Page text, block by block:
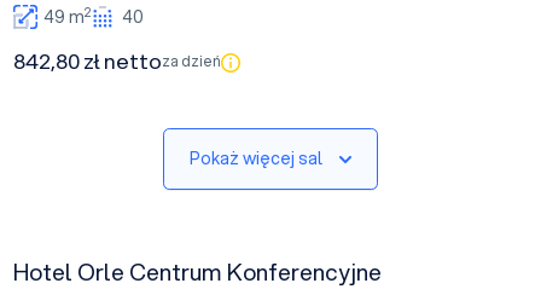
49 m2 40
842,80 zł nettoza dzień
Pokaż więcej sal
Hotel Orle Centrum Konferencyjne